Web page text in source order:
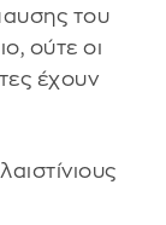
του
ούτε οι
έχουν